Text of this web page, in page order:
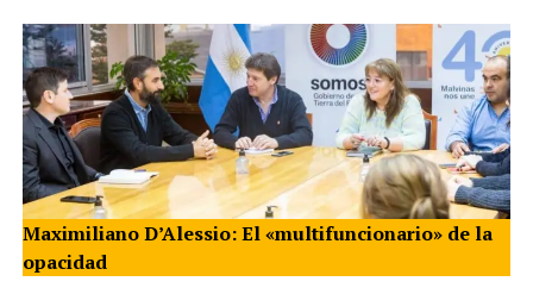
Maximiliano D’Alessio: El «multifuncionario» de la
opacidad